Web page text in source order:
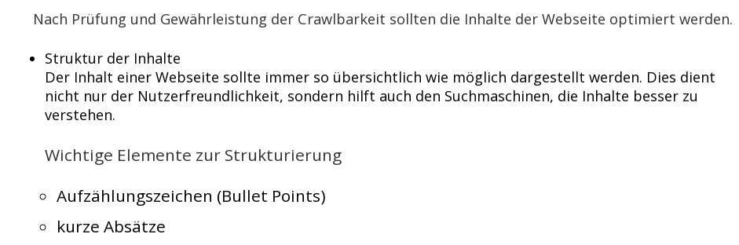
Nach Prüfung und Gewährleistung der Crawlbarkeit sollten die Inhalte der Webseite optimiert werden.
Struktur der Inhalte
Der Inhalt einer Webseite sollte immer so übersichtlich wie möglich dargestellt werden. Dies dient
nicht nur der Nutzerfreundlichkeit, sondern hilft auch den Suchmaschinen, die Inhalte besser zu
verstehen.
Wichtige Elemente zur Strukturierung
Aufzählungszeichen (Bullet Points)
kurze Absätze